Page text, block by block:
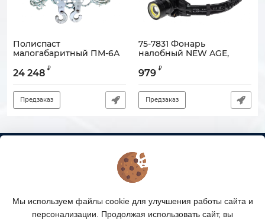
Полиспаст
малогабаритный ПМ-6А
121108-00065
24 248 ₽
Предзаказ
75-7831 Фонарь
налобный NEW AGE,
поворотный, с
REXANT
Артикул: 900000-00743
979 ₽
Предзаказ
КАТАЛОГ ТОВАРОВ
Мы используем файлы cookie для улучшения работы сайта и
персонализации. Продолжая использовать сайт, вы